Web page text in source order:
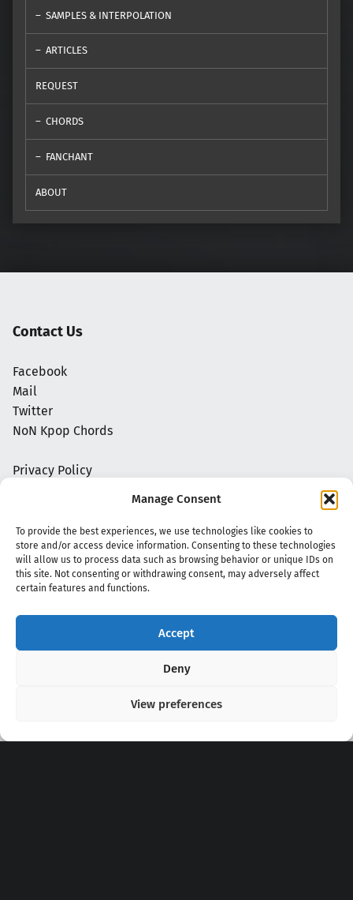
Manage Consent
To provide the best experiences, we use technologies like cookies to
store and/or access device information. Consenting to these technologies
will allow us to process data such as browsing behavior or unique IDs on
this site. Not consenting or withdrawing consent, may adversely affect
certain features and functions.
Accept
Deny
View preferences
SAMPLES & INTERPOLATION
ARTICLES
REQUEST
CHORDS
FANCHANT
ABOUT
Contact Us
Facebook
Mail
Twitter
NoN Kpop Chords
Privacy Policy